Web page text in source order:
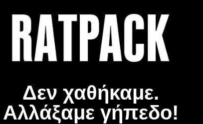
Δεν χαθήκαμε.
Αλλάξαμε γήπεδο!